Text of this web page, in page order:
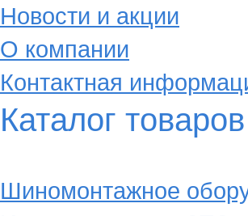
Новости и акции
О компании
Контактная
Каталог товаров
Шиномонтажное